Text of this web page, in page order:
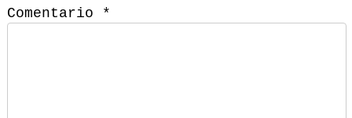
Comentario
*